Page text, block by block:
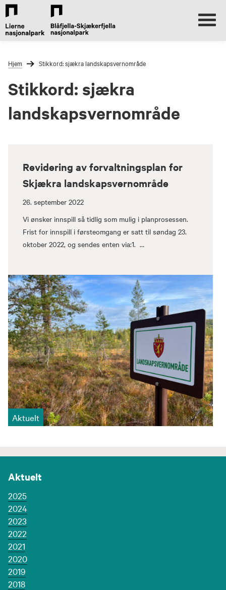
Gå
innholdet
Forstørre
Hjem Stikkord:sjækra landskapsvernområde
Stikkord: sjækra
landskapsvernområde
Revidering av forvaltningsplan for
Skjækra landskapsvernområde
26. september 2022
Vi ønsker innspill så tidlig som mulig i planprosessen.
Frist for innspill i førsteomgang er satt til søndag 23.
oktober 2022, og sendes enten via:1. …
Aktuelt
Aktuelt
2025
2024
2023
2022
2021
2020
2019
2018